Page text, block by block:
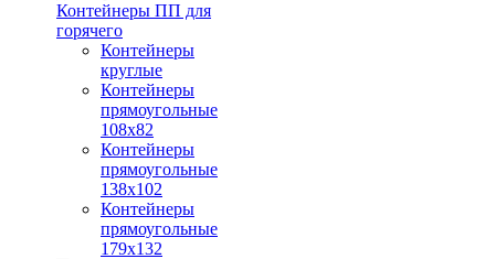
Контейнеры ПП для
горячего
Контейнеры
круглые
Контейнеры
прямоугольные
108х82
Контейнеры
прямоугольные
138х102
Контейнеры
прямоугольные
179х132